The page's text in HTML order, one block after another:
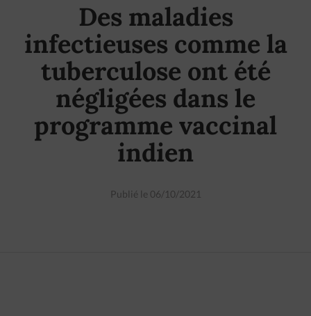
Des maladies
infectieuses comme la
tuberculose ont été
négligées dans le
programme vaccinal
indien
Publié le 06/10/2021